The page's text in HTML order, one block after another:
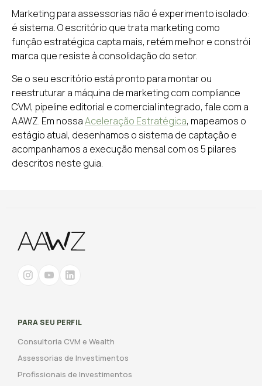
Marketing para assessorias não é experimento isolado:
é sistema. O escritório que trata marketing como
função estratégica capta mais, retém melhor e constrói
marca que resiste à consolidação do setor.
Se o seu escritório está pronto para montar ou
reestruturar a máquina de marketing com compliance
CVM, pipeline editorial e comercial integrado, fale com a
AAWZ. Em nossaAceleração Estratégica, mapeamos o
estágio atual, desenhamos o sistema de captação e
acompanhamos a execução mensal com os 5 pilares
descritos neste guia.
PARA SEU PERFIL
Consultoria CVM e Wealth
Assessorias de Investimentos
Profissionais de Investimentos